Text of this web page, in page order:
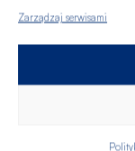
Zarządzaj serwisami